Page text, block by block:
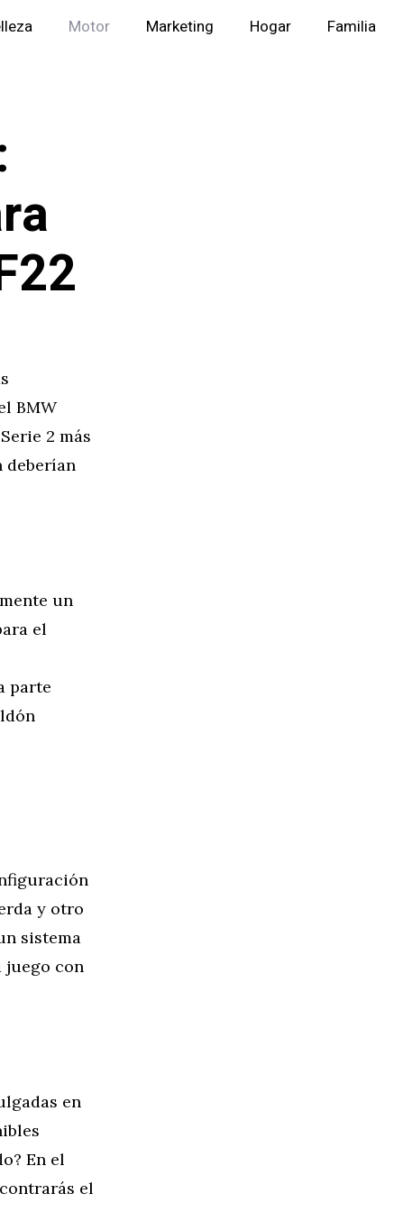
Motor Marketing Hogar Familia
BMW
2 más
deberían
un
el
parte
y otro
sistema
juego con
en
En el
el